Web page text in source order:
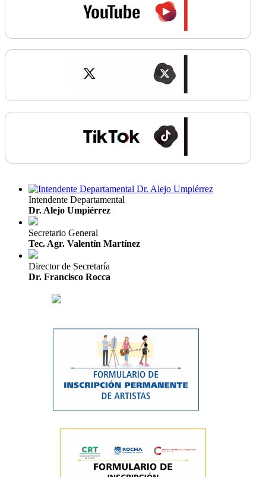
Intendente Departamental
Dr. Alejo Umpiérrez
Secretario General
Tec. Agr. Valentín Martínez
Director de Secretaría
Dr. Francisco Rocca